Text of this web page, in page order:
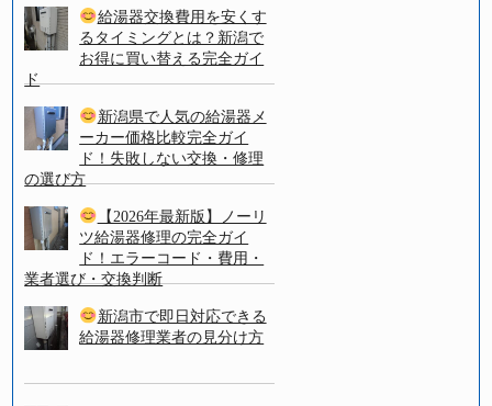
給湯器交換費用を安くす
るタイミングとは？新潟で
お得に買い替える完全ガイ
ド
新潟県で人気の給湯器メ
ーカー価格比較完全ガイ
ド！失敗しない交換・修理
の選び方
【2026年最新版】ノーリ
ツ給湯器修理の完全ガイ
ド！エラーコード・費用・
業者選び・交換判断
新潟市で即日対応できる
給湯器修理業者の見分け方